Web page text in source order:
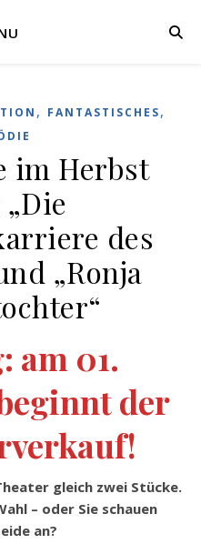
, FANTASTISCHES,
im Herbst
des
„Ronja
am 01.
der
– oder Sie schauen
an?